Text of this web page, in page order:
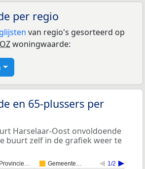
per regio
van regio's gesorteerd op
woningwaarde:
en 65-plussers per
Harselaar-Oost onvoldoende
buurt zelf in de grafiek weer te
Provincie… Gemeente… 1/2